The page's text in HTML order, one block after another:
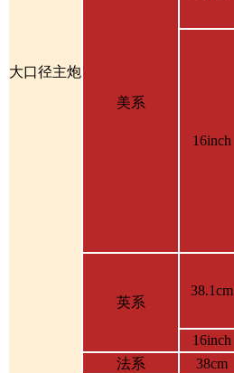
大口径主炮
美系
16inch
英系
38.1cm
16inch
法系
38cm